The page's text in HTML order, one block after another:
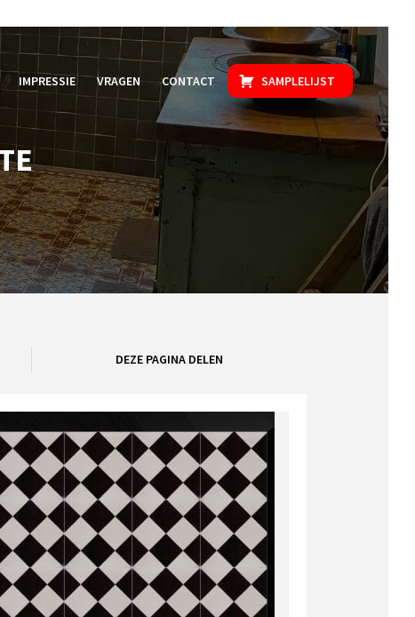
IMPRESSIE VRAGEN CONTACT SAMPLELIJST
DEZE PAGINA DELEN